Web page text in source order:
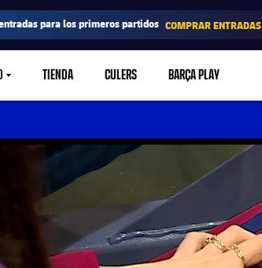
para los primeros partidos COMPRAR ENTRADAS
TIENDA CULERS BARÇA PLAY